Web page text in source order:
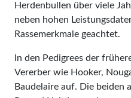
Herdenbullen über viele
neben hohen
Rassemerkmale geachtet.
In den Pedigrees der
Vererber wie Hooker,
Baudelaire auf. Die beiden